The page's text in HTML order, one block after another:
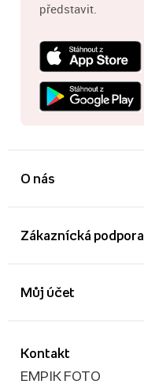
představit.
O nás
Zákaznícká podpora
Kontakt
EMPIK FOTO
Můj účet